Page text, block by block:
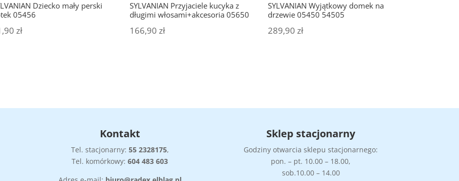
Dziecko mały perski
05456
zł
SYLVANIAN Przyjaciele kucyka z
długimi włosami+akcesoria 05650
166,90zł
SYLVANIAN Wyjątkowy domek na
drzewie 05450 54505
289,90 zł
Kontakt
Tel. stacjonarny: 55 2328175,
Tel. komórkowy:604 483 603
Sklep stacjonarny
Godziny otwarcia sklepu stacjonarnego:
pon. – pt. 10.00 – 18.00,
sob.10.00 – 14.00